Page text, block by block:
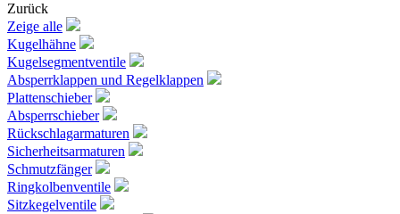
Zurück
Zeige alle
Kugelhähne
Kugelsegmentventile
Absperrklappen und Regelklappen
Plattenschieber
Absperrschieber
Rückschlagarmaturen
Sicherheitsarmaturen
Schmutzfänger
Ringkolbenventile
Sitzkegelventile